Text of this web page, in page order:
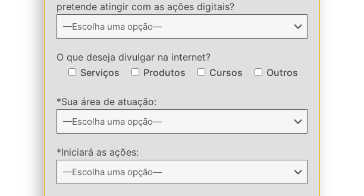
pretende atingir com as ações digitais?
O que deseja divulgar na internet?
Serviços
Produtos Cursos Outros
*Sua área de atuação:
*Iniciará as ações: